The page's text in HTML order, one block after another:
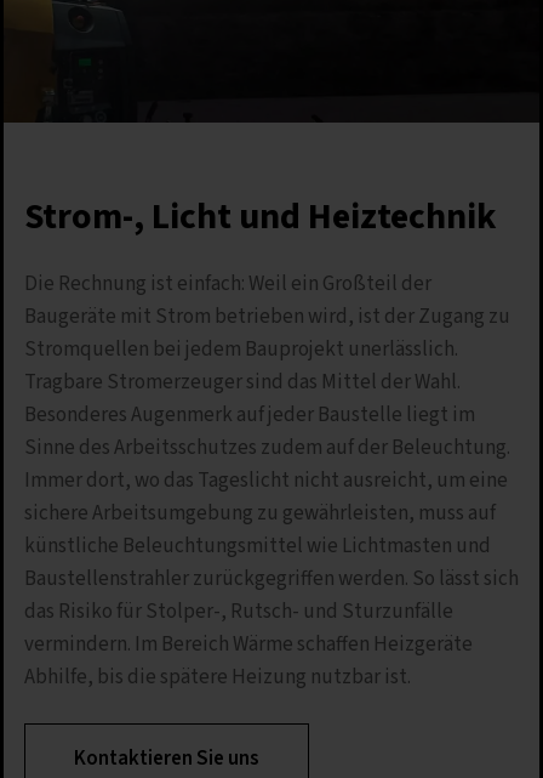
Strom-, Licht und Heiztechnik
Die Rechnung ist einfach: Weil ein Großteil der
Baugeräte mit Strom betrieben wird, ist der Zugang zu
Stromquellen bei jedem Bauprojekt unerlässlich.
Tragbare Stromerzeuger sind das Mittel der Wahl.
Besonderes Augenmerk auf jeder Baustelle liegt im
Sinne des Arbeitsschutzes zudem auf der Beleuchtung.
Immer dort, wo das Tageslicht nicht ausreicht, um eine
sichere Arbeitsumgebung zu gewährleisten, muss auf
künstliche Beleuchtungsmittel wie Lichtmasten und
Baustellenstrahler zurückgegriffen werden. So lässt sich
das Risiko für Stolper-, Rutsch- und Sturzunfälle
vermindern. Im Bereich Wärme schaffen Heizgeräte
Abhilfe, bis die spätere Heizung nutzbar ist.
Kontaktieren Sie uns